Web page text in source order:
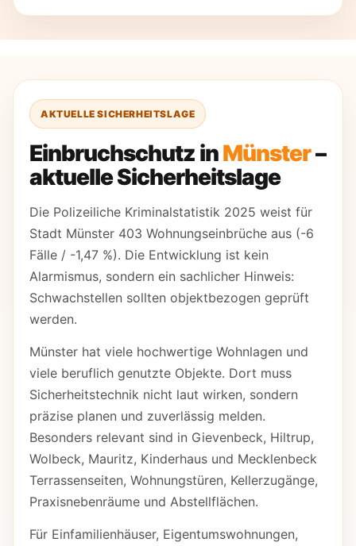
AKTUELLE SICHERHEITSLAGE
Einbruchschutz inMünster–
aktuelle Sicherheitslage
Die Polizeiliche Kriminalstatistik 2025 weist für
Stadt Münster 403 Wohnungseinbrüche aus (-6
Fälle / -1,47 %). Die Entwicklung ist kein
Alarmismus, sondern ein sachlicher Hinweis:
Schwachstellen sollten objektbezogen geprüft
werden.
Münster hat viele hochwertige Wohnlagen und
viele beruflich genutzte Objekte. Dort muss
Sicherheitstechnik nicht laut wirken, sondern
präzise planen und zuverlässig melden.
Besonders relevant sind in Gievenbeck, Hiltrup,
Wolbeck, Mauritz, Kinderhaus und Mecklenbeck
Terrassenseiten, Wohnungstüren, Kellerzugänge,
Praxisnebenräume und Abstellflächen.
Für Einfamilienhäuser, Eigentumswohnungen,